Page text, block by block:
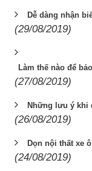
Dễ dàng nhận
(29/08/2019)
Làm thế nào để
(27/08/2019)
Những lưu ý khi
(26/08/2019)
Dọn nội thất xe
(24/08/2019)